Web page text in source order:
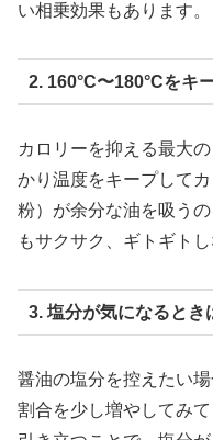
い相乗効果もあります。
2. 160°C〜180°Cをキ
カロリーを抑える最大
かり温度をキープして
粉）が余分な油を吸う
もサクサク、ギトギト
3. 塩分が気になるとき
醤油の塩分を控えたい
割合を少し増やしてみ